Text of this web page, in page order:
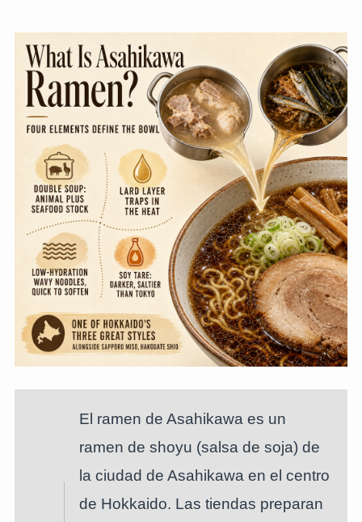
El ramen de Asahikawa es un
ramen de shoyu (salsa de soja) de
la ciudad de Asahikawa en el centro
de Hokkaido. Las tiendas preparan